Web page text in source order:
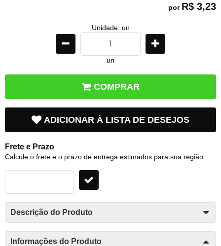
por R$ 3,23
Unidade: un
un
COMPRAR
ADICIONAR À LISTA DE DESEJOS
Frete e Prazo
Calcule o frete e o prazo de entrega estimados para sua região:
Descrição do Produto
Informações do Produto